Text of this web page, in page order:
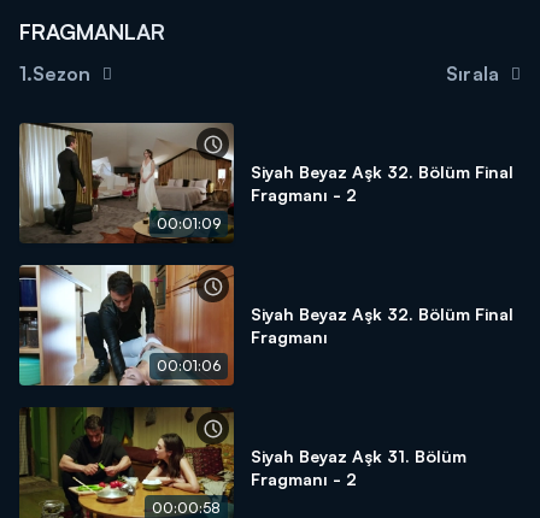
FRAGMANLAR
1.Sezon Sırala
00:01:09
Siyah Beyaz Aşk 32. Bölüm Final
Fragmanı - 2
00:01:06
Siyah Beyaz Aşk 32. Bölüm Final
Fragmanı
00:00:58
Siyah Beyaz Aşk 31. Bölüm
Fragmanı - 2